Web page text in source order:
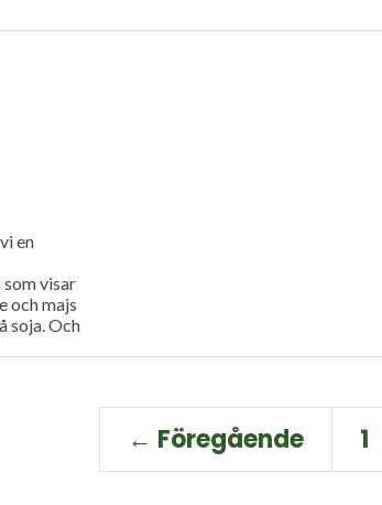
en
som visar
och majs
soja. Och
← Föregående 1